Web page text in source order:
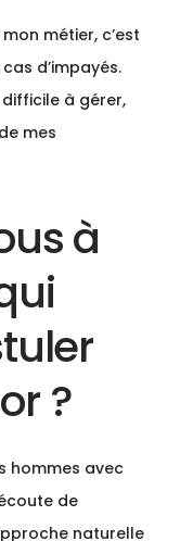
métier, c’est
d’impayés.
à gérer,
mes
à
?
hommes avec
de
naturelle